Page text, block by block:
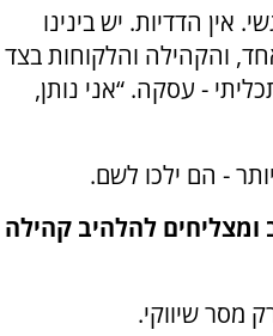
אין הדדיות. יש בינינו
והקהילה והלקוחות בצד
- עסקה. “אני נותן,
- הם ילכו לשם.
ומצליחים להלהיב קהילה
מסר שיווקי.